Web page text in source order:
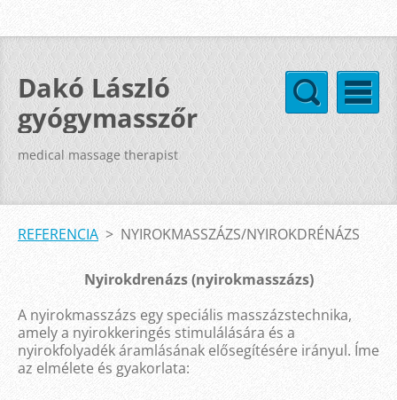
Dakó László
gyógymasszőr
medical massage therapist
REFERENCIA > NYIROKMASSZÁZS/NYIROKDRÉNÁZS
Nyirokdrenázs (nyirokmasszázs)
A nyirokmasszázs egy speciális masszázstechnika,
amely a nyirokkeringés stimulálására és a
nyirokfolyadék áramlásának elősegítésére irányul. Íme
az elmélete és gyakorlata: